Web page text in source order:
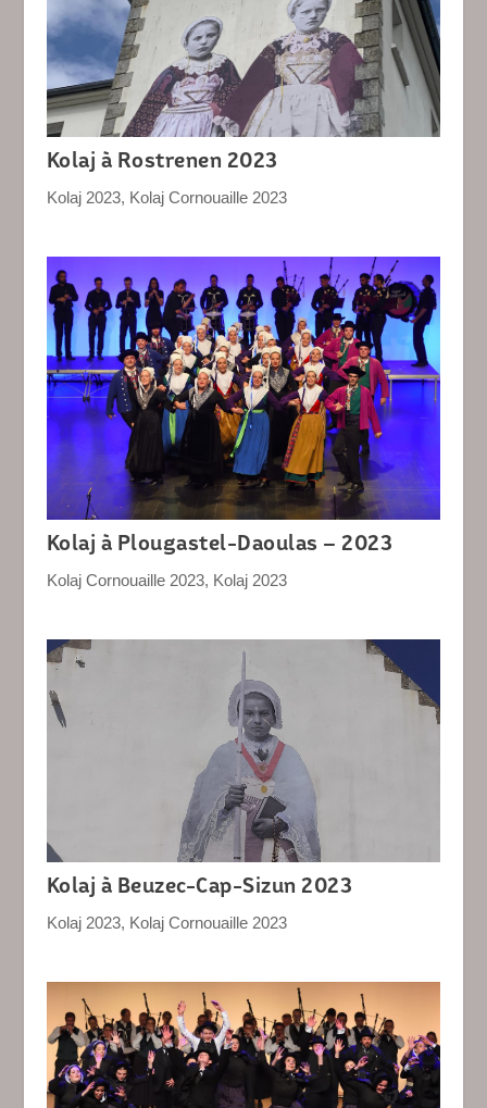
Kolaj à Rostrenen 2023
Kolaj 2023, Kolaj Cornouaille 2023
Kolaj à Plougastel-Daoulas – 2023
Kolaj Cornouaille 2023, Kolaj 2023
Kolaj à Beuzec-Cap-Sizun 2023
Kolaj 2023, Kolaj Cornouaille 2023